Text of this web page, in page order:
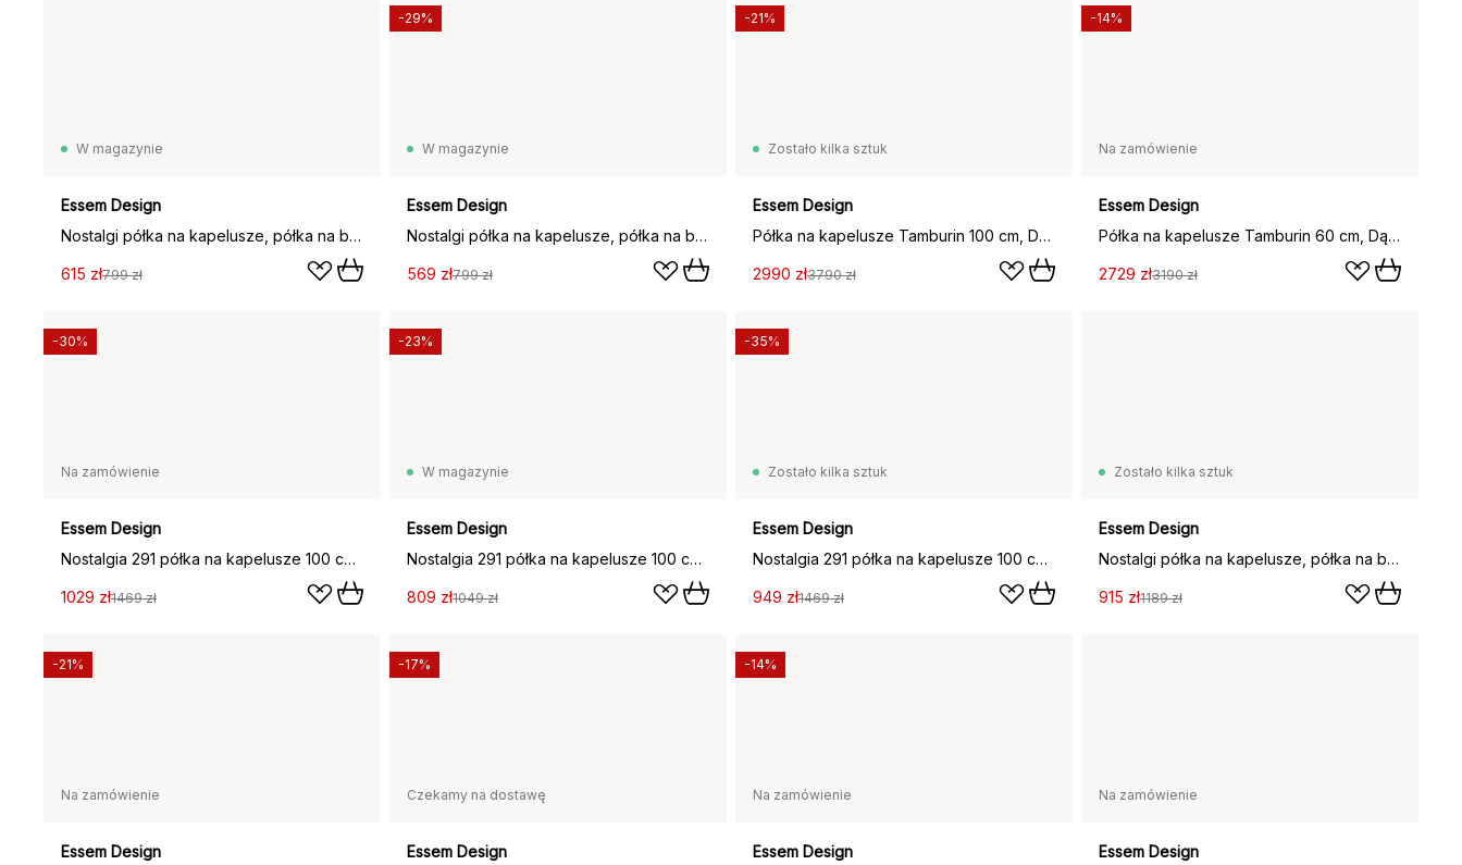
W magazynie
Essem Design
Nostalgi półka na kapelusze, półka na buty, dąb, czarny
615 zł799 zł
W magazynie
Essem Design
Nostalgi półka na kapelusze, półka na buty, dąb, biały
569 zł799 zł
-29%
Zostało kilka sztuk
Essem Design
Półka na kapelusze Tamburin 100 cm, Dąb-czarny
2990 zł3790 zł
-21%
Na zamówienie
Essem Design
Półka na kapelusze Tamburin 60 cm, Dąb-czarny
2729 zł3190 zł
-14%
Na zamówienie
Essem Design
Nostalgia 291 półka na kapelusze 100 cm, Dąb barwiony na czarno
1029 zł1469 zł
-30%
W magazynie
Essem Design
Nostalgia 291 półka na kapelusze 100 cm, Dąb-biały
809 zł1049 zł
-23%
Zostało kilka sztuk
Essem Design
Nostalgia 291 półka na kapelusze 100 cm, Dąb barwiony na czarno-biały
949 zł1469 zł
-35%
Zostało kilka sztuk
Essem Design
Nostalgi półka na kapelusze, półka na buty, Dąb barwiony na czarno
915 zł1189 zł
Na zamówienie
Essem Design
-21%
Czekamy na dostawę
Essem Design
-17%
Na zamówienie
Essem Design
-14%
Na zamówienie
Essem Design